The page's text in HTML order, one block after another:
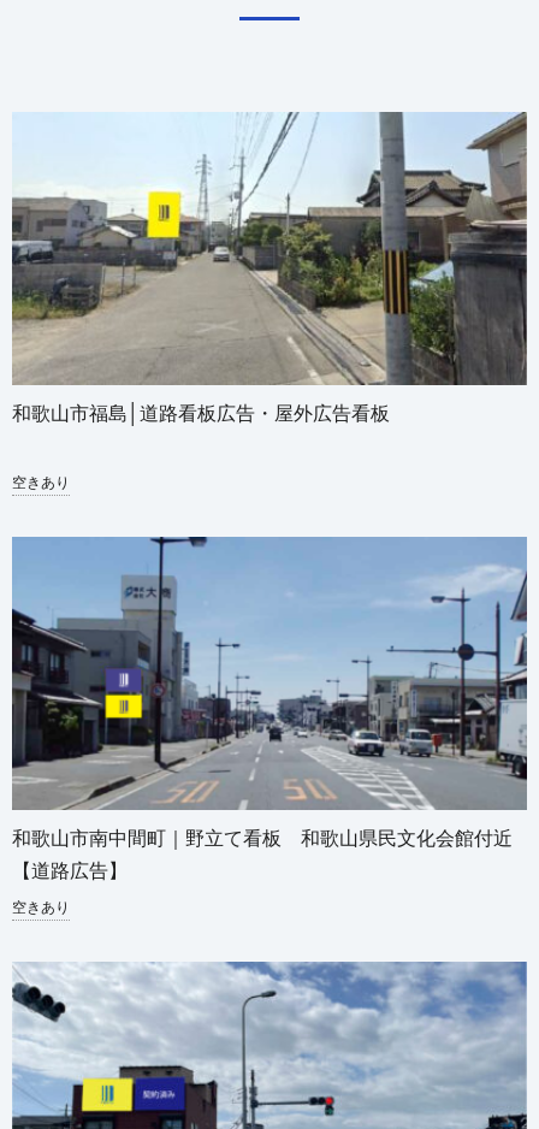
和歌山市福島│道路看板広告・屋外広告看板
空きあり
和歌山市南中間町｜野立て看板 和歌山県民文化会館付近
【道路広告】
空きあり